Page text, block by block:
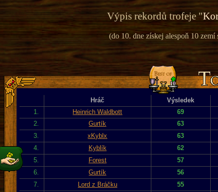
Výpis rekordů trofeje "
(do 10. dne získej alespoň 10
Hráč
Výsledek
1.
Heinrich Waldbott
69
2.
Gurtík
63
3.
xKyblx
63
4.
Kyblík
62
5.
Forest
57
6.
Gurtík
56
7.
Lord z Bráčku
55